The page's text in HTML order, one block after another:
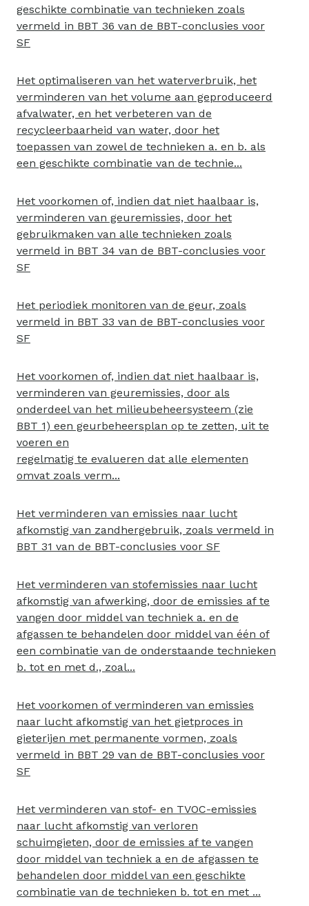
geschikte combinatie van technieken zoals
vermeld in BBT 36 van de BBT-conclusies voor
SF
Het optimaliseren van het waterverbruik, het
verminderen van het volume aan geproduceerd
afvalwater, en het verbeteren van de
recycleerbaarheid van water, door het
toepassen van zowel de technieken a. en b. als
een geschikte combinatie van de technie...
Het voorkomen of, indien dat niet haalbaar is,
verminderen van geuremissies, door het
gebruikmaken van alle technieken zoals
vermeld in BBT 34 van de BBT-conclusies voor
SF
Het periodiek monitoren van de geur, zoals
vermeld in BBT 33 van de BBT-conclusies voor
SF
Het voorkomen of, indien dat niet haalbaar is,
verminderen van geuremissies, door als
onderdeel van het milieubeheersysteem (zie
BBT 1) een geurbeheersplan op te zetten, uit te
voeren en
regelmatig te evalueren dat alle elementen
omvat zoals verm...
Het verminderen van emissies naar lucht
afkomstig van zandhergebruik, zoals vermeld in
BBT 31 van de BBT-conclusies voor SF
Het verminderen van stofemissies naar lucht
afkomstig van afwerking, door de emissies af te
vangen door middel van techniek a. en de
afgassen te behandelen door middel van één of
een combinatie van de onderstaande technieken
b. tot en met d., zoal...
Het voorkomen of verminderen van emissies
naar lucht afkomstig van het gietproces in
gieterijen met permanente vormen, zoals
vermeld in BBT 29 van de BBT-conclusies voor
SF
Het verminderen van stof- en TVOC-emissies
naar lucht afkomstig van verloren
schuimgieten, door de emissies af te vangen
door middel van techniek a en de afgassen te
behandelen door middel van een geschikte
combinatie van de technieken b. tot en met ...